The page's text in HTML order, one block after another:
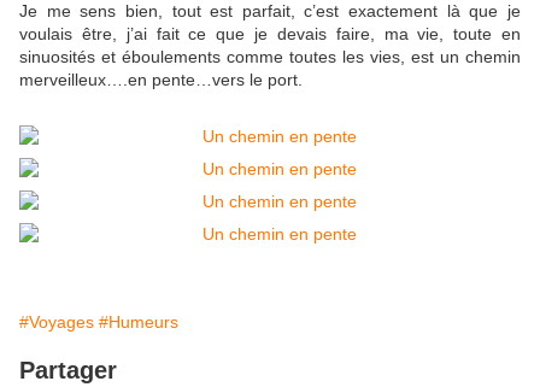
Je me sens bien, tout est parfait, c’est exactement là que je
voulais être, j’ai fait ce que je devais faire, ma vie, toute en
sinuosités et éboulements comme toutes les vies, est un chemin
merveilleux….en pente…vers le port.
#Voyages #Humeurs
Partager